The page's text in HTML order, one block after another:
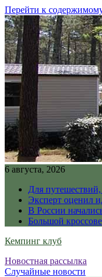
Перейти к
6 августа, 2026
Для
Эксперт оценил
В России
Большой
Кемпинг клуб
Новостная рассылка
Случайные новости